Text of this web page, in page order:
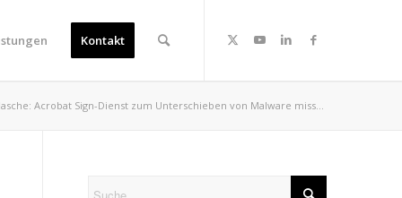
Kontakt
Acrobat Sign-Dienst zum Unterschieben von Malware miss...